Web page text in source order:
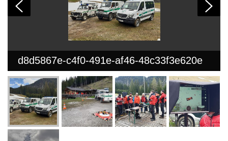
d8d5867e-c4f0-491e-af46-48c33f3e620e